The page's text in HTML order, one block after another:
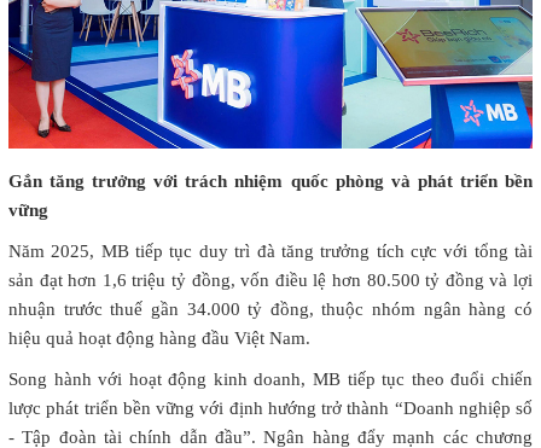
Gắn tăng trưởng với trách nhiệm quốc phòng và phát triển bền
vững
Năm 2025, MB tiếp tục duy trì đà tăng trưởng tích cực với tổng tài
sản đạt hơn 1,6 triệu tỷ đồng, vốn điều lệ hơn 80.500 tỷ đồng và lợi
nhuận trước thuế gần 34.000 tỷ đồng, thuộc nhóm ngân hàng có
hiệu quả hoạt động hàng đầu Việt Nam.
Song hành với hoạt động kinh doanh, MB tiếp tục theo đuổi chiến
lược phát triển bền vững với định hướng trở thành “Doanh nghiệp số
- Tập đoàn tài chính dẫn đầu”. Ngân hàng đẩy mạnh các chương